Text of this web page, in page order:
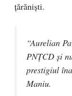
țărăniști.
“Aurelian
PNŢCD şi
prestigiul
Maniu.